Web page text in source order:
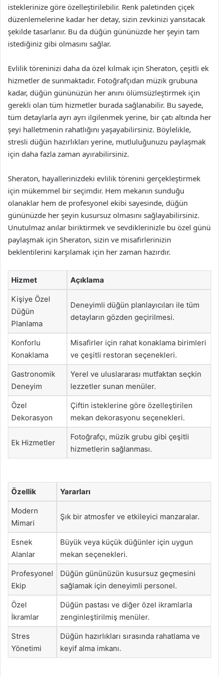
isteklerinize göre özelleştirilebilir. Renk paletinden çiçek
düzenlemelerine kadar her detay, sizin zevkinizi yansıtacak
şekilde tasarlanır. Bu da düğün gününüzde her şeyin tam
istediğiniz gibi olmasını sağlar.
Evlilik töreninizi daha da özel kılmak için Sheraton, çeşitli ek
hizmetler de sunmaktadır. Fotoğrafçıdan müzik grubuna
kadar, düğün gününüzün her anını ölümsüzleştirmek için
gerekli olan tüm hizmetler burada sağlanabilir. Bu sayede,
tüm detaylarla ayrı ayrı ilgilenmek yerine, bir çatı altında her
şeyi halletmenin rahatlığını yaşayabilirsiniz. Böylelikle,
stresli düğün hazırlıkları yerine, mutluluğunuzu paylaşmak
için daha fazla zaman ayırabilirsiniz.
Sheraton, hayallerinizdeki evlilik törenini gerçekleştirmek
için mükemmel bir seçimdir. Hem mekanın sunduğu
olanaklar hem de profesyonel ekibi sayesinde, düğün
gününüzde her şeyin kusursuz olmasını sağlayabilirsiniz.
Unutulmaz anılar biriktirmek ve sevdiklerinizle bu özel günü
paylaşmak için Sheraton, sizin ve misafirlerinizin
beklentilerini karşılamak için her zaman hazırdır.
Hizmet Açıklama
Kişiye Özel
Düğün
Planlama
Deneyimli düğün planlayıcıları ile tüm
detayların gözden geçirilmesi.
Konforlu
Konaklama
Misafirler için rahat konaklama birimleri
ve çeşitli restoran seçenekleri.
Gastronomik
Deneyim
Yerel ve uluslararası mutfaktan seçkin
lezzetler sunan menüler.
Özel
Dekorasyon
Çiftin isteklerine göre özelleştirilen
mekan dekorasyonu seçenekleri.
Ek Hizmetler
Fotoğrafçı, müzik grubu gibi çeşitli
hizmetlerin sağlanması.
Özellik Yararları
Modern
Mimari
Şık bir atmosfer ve etkileyici manzaralar.
Esnek
Alanlar
Büyük veya küçük düğünler için uygun
mekan seçenekleri.
Profesyonel
Ekip
Düğün gününüzün kusursuz geçmesini
sağlamak için deneyimli personel.
Özel
İkramlar
Düğün pastası ve diğer özel ikramlarla
zenginleştirilmiş menüler.
Stres
Yönetimi
Düğün hazırlıkları sırasında rahatlama ve
keyif alma imkanı.